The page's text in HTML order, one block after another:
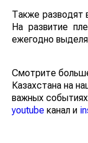
Также разводят
На развитие
ежегодно
Смотрите
Казахстана на
важных
youtube канал и